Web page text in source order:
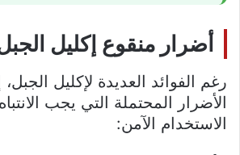
أضرار منقوع إكليل
رغم الفوائد العديدة لإكليل
الأضرار المحتملة التي يجب
الاستخدام الآمن: